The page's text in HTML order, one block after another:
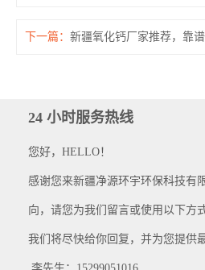
下一篇：
24 小时服务热线
您好，HELLO！
感谢您来新疆净源环宇环保科技有
向，请您为我们留言或使用以下方
我们将尽快给你回复，并为您提供